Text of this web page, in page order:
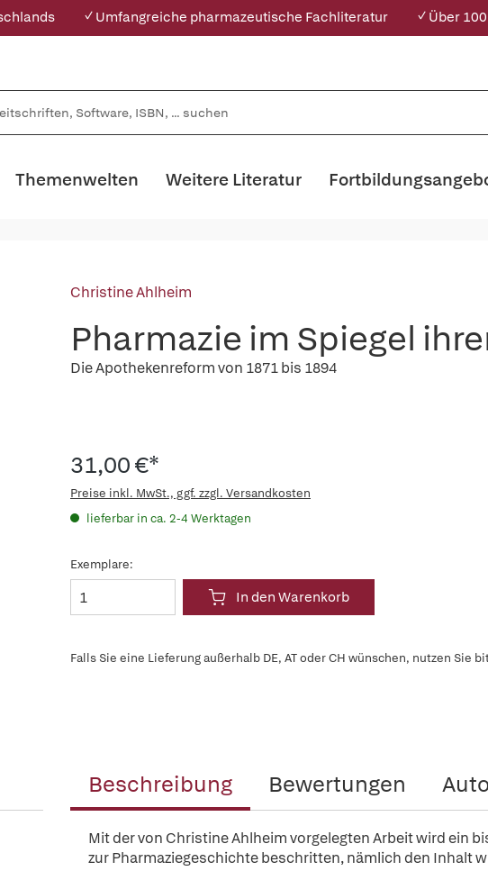
✓ Umfangreiche pharmazeutische Fachliteratur ✓ Über
Themenwelten Weitere Literatur
Christine Ahlheim
Pharmazie im Spiegel
Die Apothekenreform von 1871 bis 1894
31,00 €*
Preise inkl. MwSt., ggf. zzgl. Versandkosten
lieferbar in ca. 2-4 Werktagen
Exemplare:
In den Warenkorb
Falls Sie eine Lieferung außerhalb DE, AT oder CH wünschen, nutzen Sie
Beschreibung Bewertungen
Mit der von Christine Ahlheim vorgelegten Arbeit wird ein
zur Pharmaziegeschichte beschritten, nämlich den Inhalt